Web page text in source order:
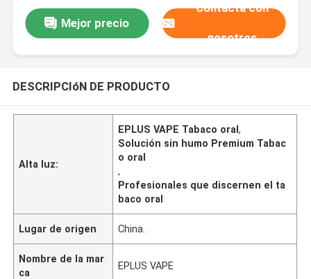
Mejor precio
Contacta con
nosotros
DESCRIPCIóN DE PRODUCTO
Alta luz:
EPLUS VAPE Tabaco oral,
Solución sin humo Premium Tabac
o oral
,
Profesionales que discernen el ta
baco oral
Lugar de origen China.
Nombre de la mar
ca
EPLUS VAPE